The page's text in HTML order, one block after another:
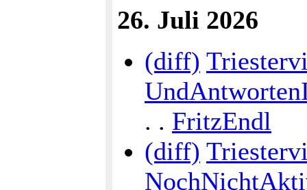
26. Juli 2026
(diff)
. . FritzEndl
(diff)